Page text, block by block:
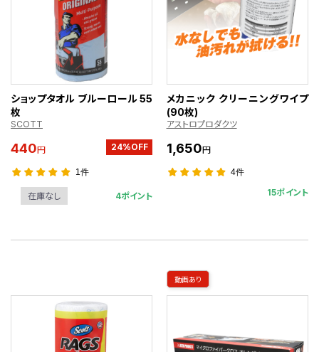
ショップタオル ブルーロール 55
枚
SCOTT
440円 24%OFF
1件
在庫なし 4ポイント
メカニック クリーニングワイプ
(90枚)
アストロプロダクツ
1,650円
4件
15ポイント
動画あり